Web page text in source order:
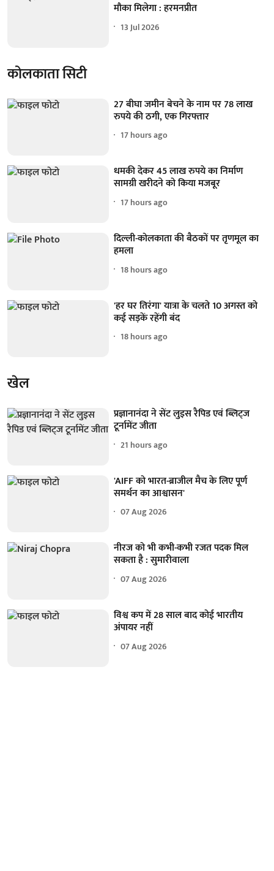
मौका मिलेगा : हरमनप्रीत
13 Jul 2026
कोलकाता सिटी
27 बीघा जमीन बेचने के नाम पर 78 लाख
रुपये की ठगी, एक गिरफ्तार
17 hours ago
धमकी देकर 45 लाख रुपये का निर्माण
सामग्री खरीदने को किया मजबूर
17 hours ago
दिल्ली-कोलकाता की बैठकों पर तृणमूल का
हमला
18 hours ago
'हर घर तिरंगा' यात्रा के चलते 10 अगस्त को
कई सड़कें रहेंगी बंद
18 hours ago
खेल
प्रज्ञानानंदा ने सेंट लुइस रैपिड एवं ब्लिट्ज
टूर्नामेंट जीता
21 hours ago
'AIFF को भारत-ब्राजील मैच के लिए पूर्ण
समर्थन का आश्वासन'
07 Aug 2026
नीरज को भी कभी-कभी रजत पदक मिल
सकता है : सुमारीवाला
07 Aug 2026
विश्व कप में 28 साल बाद कोई भारतीय
अंपायर नहीं
07 Aug 2026